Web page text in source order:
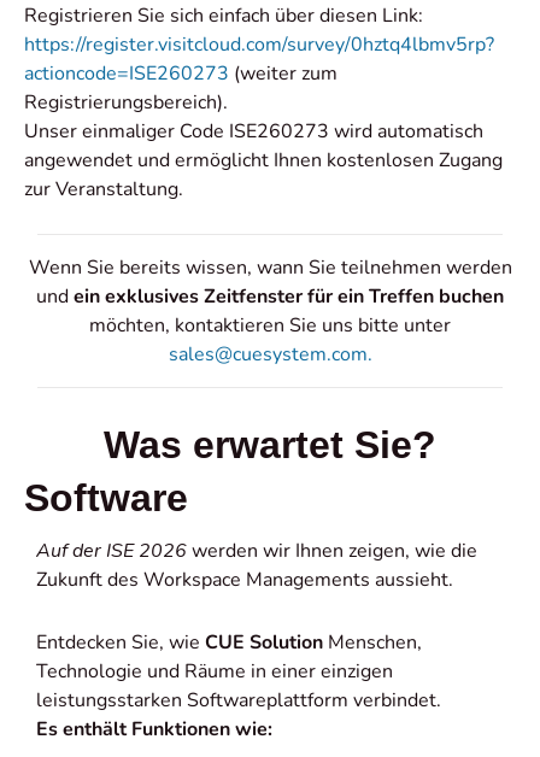
Registrieren Sie sich einfach über diesen Link:
https://register.visitcloud.com/survey/0hztq4lbmv5rp?
actioncode=ISE260273 (weiter zum
Registrierungsbereich).
Unser einmaliger Code ISE260273 wird automatisch
angewendet und ermöglicht Ihnen kostenlosen Zugang
zur Veranstaltung.
Wenn Sie bereits wissen, wann Sie teilnehmen werden
undein exklusives Zeitfenster für ein Treffen buchen
möchten, kontaktieren Sie uns bitte unter
sales@cuesystem.com.
Was erwartet Sie?
Software
Auf der ISE 2026werden wir Ihnen zeigen, wie die
Zukunft des Workspace Managements aussieht.
Entdecken Sie, wie CUE Solution Menschen,
Technologie und Räume in einer einzigen
leistungsstarken Softwareplattform verbindet.
Es enthält Funktionen wie: